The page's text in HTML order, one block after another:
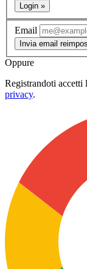
Login »
Email
Invia email
Oppure
Registrandoti accetti
privacy.